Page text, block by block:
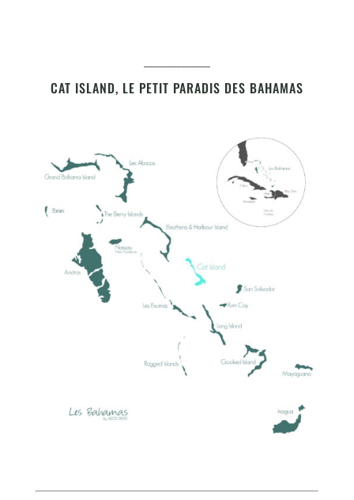
CAT ISLAND, LE PETIT PARADIS DES BAHAMAS